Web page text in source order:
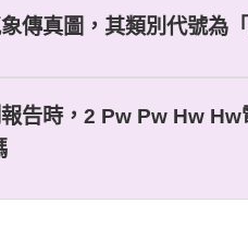
傳真圖，其類別代號為
告時，2 Pw Pw Hw